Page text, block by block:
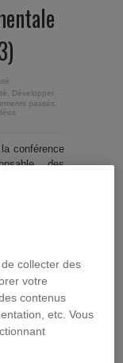
Développer
passés
conférence
des
les
Puis, elle
l’Institut.
sa
collecter des
votre
contenus
etc. Vous